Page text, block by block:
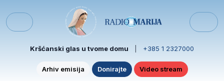
Menu
Kršćanski glas u tvome domu +385 1 2327000
Arhiv emisija Donirajte Video stream